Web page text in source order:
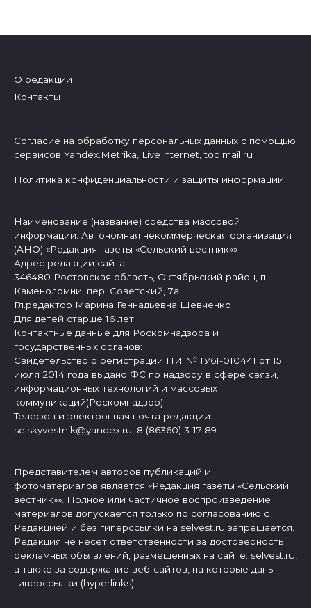
О редакции
Контакты
Согласие на обработку персональных данных с помощью
сервисов Yandex.Metrika, LiveInternet,top.mail.ru
Политика конфиденциальности и защиты информации
Наименование (название) средства массовой
информации: Автономная некоммерческая организация
(АНО) «Редакция газеты «Сельский вестник»»
Адрес редакции сайта:
346480 Ростовская область, Октябрьский район, п.
Каменоломни, пер. Советский, 7а
Гл.редактор Марина Геннадьевна Шевченко
Для детей старше 16 лет.
Контактные данные для Роскомнадзора и
государственных органов:
Свидетельство о регистрации ПИ № ТУ61-010441 от 15
июля 2014 года выдано ФС по надзору в сфере связи,
информационных технологий и массовых
коммуникаций(Роскомнадзор)
Телефон и электронная почта редакции:
selskyvestnik@yandex.ru, 8 (86360) 3-17-89
Представителем авторов публикаций и
фотоматериалов является «Редакция газеты «Сельский
вестник»». Полное или частичное воспроизведение
материалов допускается только по согласованию с
Редакцией и без гиперссылки на selvest.ru запрещается.
Редакция не несет ответственности за достоверность
рекламных объявлений, размещенных на сайте: selvest.ru,
а также за содержание веб-сайтов, на которые даны
гиперссылки (hyperlinks).